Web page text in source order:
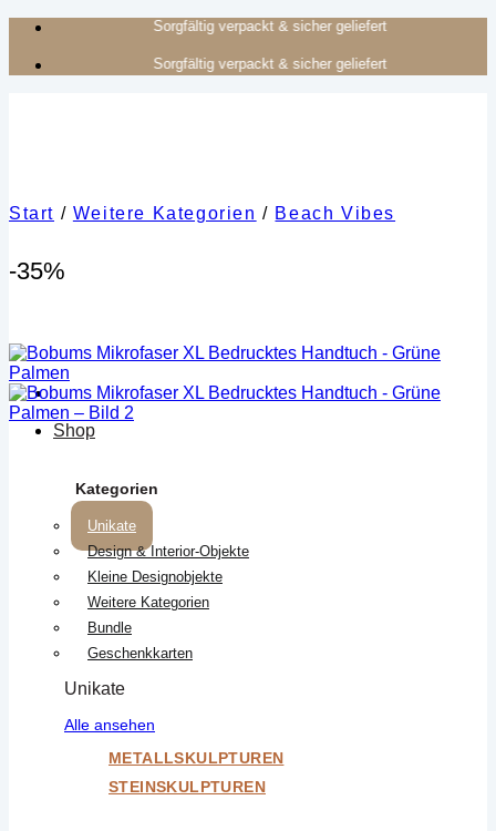
Zum
springen
Authentisches Kunsthandwerk aus Afrika
Authentisches Kunsthandwerk aus Afrika
Shop
Kategorien
Unikate
Design & Interior-Objekte
Kleine Designobjekte
Weitere Kategorien
Bundle
Geschenkkarten
Unikate
Alle ansehen
METALLSKULPTUREN
STEINSKULPTUREN
Start / Weitere Kategorien / Beach Vibes
-35%